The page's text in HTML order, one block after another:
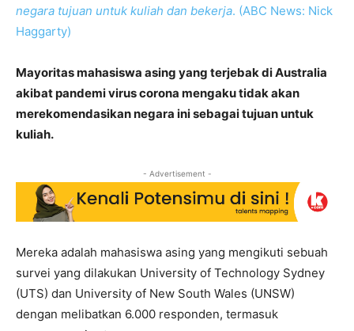
negara tujuan untuk kuliah dan bekerja. (ABC News: Nick
Haggarty)
Mayoritas mahasiswa asing yang terjebak di Australia
akibat pandemi virus corona mengaku tidak akan
merekomendasikan negara ini sebagai tujuan untuk
kuliah.
- Advertisement -
Mereka adalah mahasiswa asing yang mengikuti sebuah
survei yang dilakukan University of Technology Sydney
(UTS) dan University of New South Wales (UNSW)
dengan melibatkan 6.000 responden, termasuk